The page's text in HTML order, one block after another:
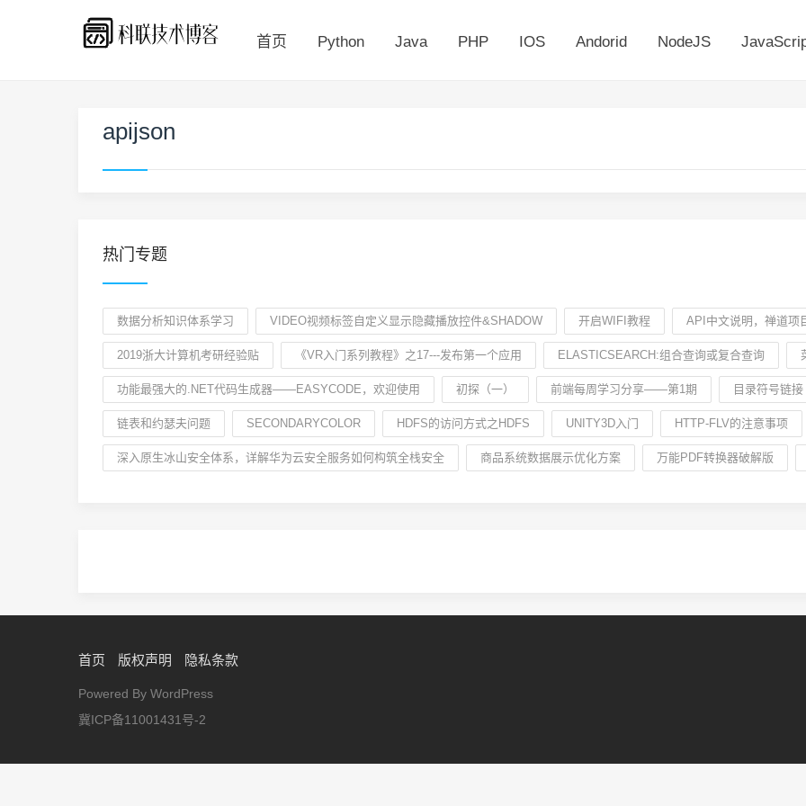
首页 Python Java PHP IOS Andorid NodeJS
apijson
热门专题
数据分析知识体系学习 VIDEO视频标签自定义显示隐藏播放控件&SHADOW 开启WIFI教程 API中文说明，禅道项
2019浙大计算机考研经验贴 《VR入门系列教程》之17---发布第一个应用 ELASTICSEARCH:组合查询或复合查询
功能最强大的.NET代码生成器——EASYCODE，欢迎使用 初探（一） 前端每周学习分享——第1期 目录符号链接
链表和约瑟夫问题 SECONDARYCOLOR HDFS的访问方式之HDFS UNITY3D入门 HTTP-FLV的注意事项
深入原生冰山安全体系，详解华为云安全服务如何构筑全栈安全 商品系统数据展示优化方案 万能PDF转换器破解版
首页 版权声明 隐私条款
Powered By WordPress
冀ICP备11001431号-2